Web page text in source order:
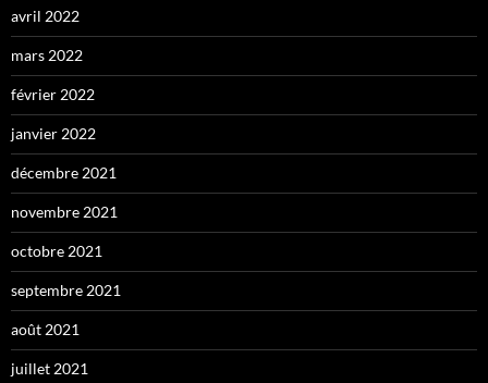
avril 2022
mars 2022
février 2022
janvier 2022
décembre 2021
novembre 2021
octobre 2021
septembre 2021
août 2021
juillet 2021